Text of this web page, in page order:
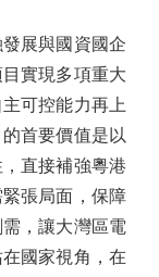
展與國資國企
實現多項重大
可控能力再上
首要價值是以
直接補強粵港
張局面，保障
，讓大灣區電
國家視角，在